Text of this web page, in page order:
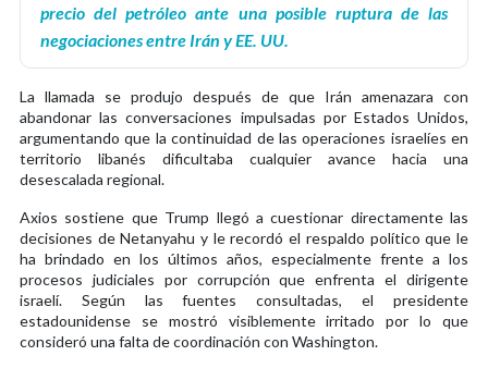
precio del petróleo ante una posible ruptura de las
negociaciones entre Irán y EE. UU.
La llamada se produjo después de que Irán amenazara con
abandonar las conversaciones impulsadas por Estados Unidos,
argumentando que la continuidad de las operaciones israelíes en
territorio libanés dificultaba cualquier avance hacia una
desescalada regional.
Axios sostiene que Trump llegó a cuestionar directamente las
decisiones de Netanyahu y le recordó el respaldo político que le
ha brindado en los últimos años, especialmente frente a los
procesos judiciales por corrupción que enfrenta el dirigente
israelí. Según las fuentes consultadas, el presidente
estadounidense se mostró visiblemente irritado por lo que
consideró una falta de coordinación con Washington.